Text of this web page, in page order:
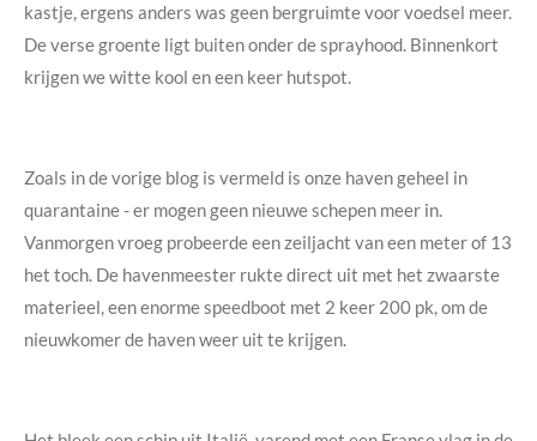
kastje, ergens anders was geen bergruimte voor voedsel meer.
De verse groente ligt buiten onder de sprayhood. Binnenkort
krijgen we witte kool en een keer hutspot.
Zoals in de vorige blog is vermeld is onze haven geheel in
quarantaine - er mogen geen nieuwe schepen meer in.
Vanmorgen vroeg probeerde een zeiljacht van een meter of 13
het toch. De havenmeester rukte direct uit met het zwaarste
materieel, een enorme speedboot met 2 keer 200 pk, om de
nieuwkomer de haven weer uit te krijgen.